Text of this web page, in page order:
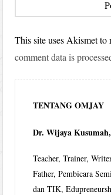
This site uses Akismet to
comment data is
TENTANG OMJAY
Dr. Wijaya
Teacher, Trainer,
Father, Pembicara
dan TIK,